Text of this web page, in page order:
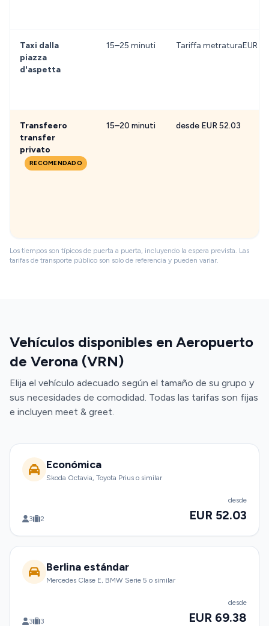
Taxi dalla
piazza
d'aspetta
15–25 minuti Tariffa metraturaEUR ,
Transfeero
transfer
privato
RECOMENDADO
15–20 minuti desde EUR 52.03
Los tiempos son típicos de puerta a puerta, incluyendo la espera prevista. Las
tarifas de transporte público son solo de referencia y pueden variar.
Vehículos disponibles en Aeropuerto
de Verona (VRN)
Elija el vehículo adecuado según el tamaño de su grupo y
sus necesidades de comodidad. Todas las tarifas son fijas
e incluyen meet & greet.
Económica
Skoda Octavia, Toyota Prius o similar
3 2
desde
EUR 52.03
Berlina estándar
Mercedes Clase E, BMW Serie 5 o similar
3 3
desde
EUR 69.38